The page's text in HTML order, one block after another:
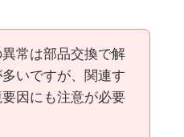
常は部品交換で解
いですが、関連す
因にも注意が必要